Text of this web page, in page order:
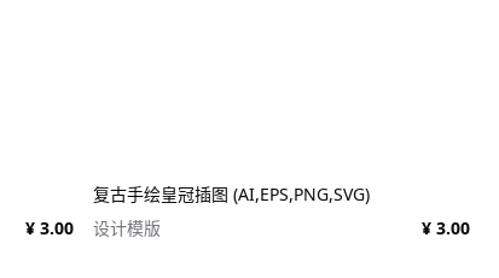
¥ 3.00
复古手绘皇冠插图 (AI,EPS,PNG,SVG)
设计模版
¥ 3.00